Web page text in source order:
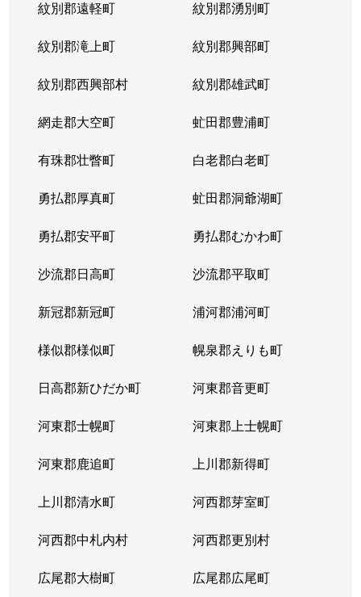
紋別郡遠軽町 紋別郡湧別町
紋別郡滝上町 紋別郡興部町
紋別郡西興部村 紋別郡雄武町
網走郡大空町 虻田郡豊浦町
有珠郡壮瞥町 白老郡白老町
勇払郡厚真町 虻田郡洞爺湖町
勇払郡安平町 勇払郡むかわ町
沙流郡日高町 沙流郡平取町
新冠郡新冠町 浦河郡浦河町
様似郡様似町 幌泉郡えりも町
日高郡新ひだか町 河東郡音更町
河東郡士幌町 河東郡上士幌町
河東郡鹿追町 上川郡新得町
上川郡清水町 河西郡芽室町
河西郡中札内村 河西郡更別村
広尾郡大樹町 広尾郡広尾町